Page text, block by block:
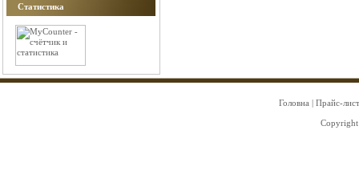
Статистика
Головна | Прайс-лист